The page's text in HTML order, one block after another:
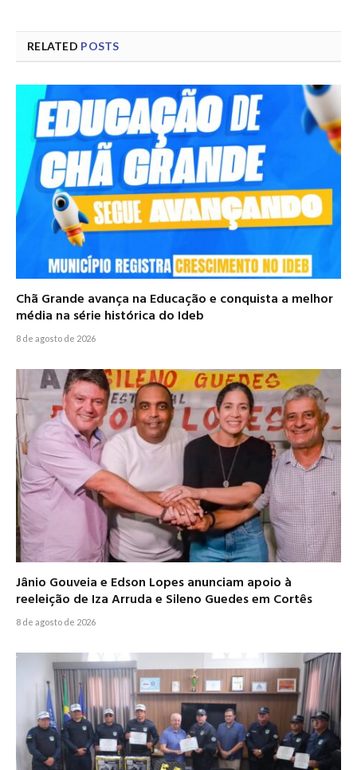
RELATED POSTS
Chã Grande avança na Educação e conquista a melhor
média na série histórica do Ideb
8 de agosto de 2026
Jânio Gouveia e Edson Lopes anunciam apoio à
reeleição de Iza Arruda e Sileno Guedes em Cortês
8 de agosto de 2026